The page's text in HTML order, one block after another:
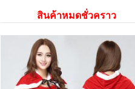
สินค้าหมดชั่วคราว